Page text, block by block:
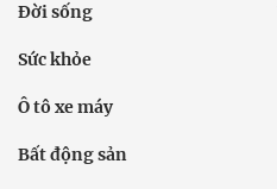
Đời sống
Sức khỏe
Ô tô xe máy
Bất động sản